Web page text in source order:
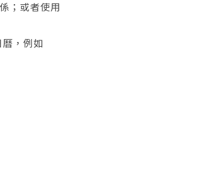
；或者使用
，例如